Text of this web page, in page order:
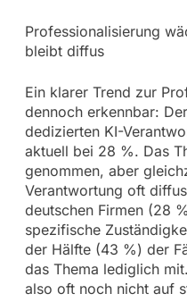
Professionalisierung
bleibt diffus
Ein klarer Trend zur
dennoch erkennbar:
dedizierten KI-
aktuell bei 28 %. Das
genommen, aber
Verantwortung oft
deutschen Firmen (28
spezifische
der Hälfte (43 %) der
das Thema lediglich
also oft noch nicht auf